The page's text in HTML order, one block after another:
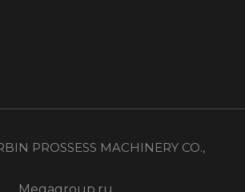
PROSSESS MACHINERY CO.,